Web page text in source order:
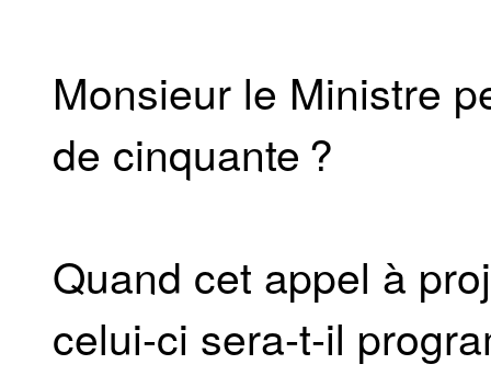
Monsieur le Ministre
de cinquante ?
Quand cet appel à
celui-ci sera-t-il